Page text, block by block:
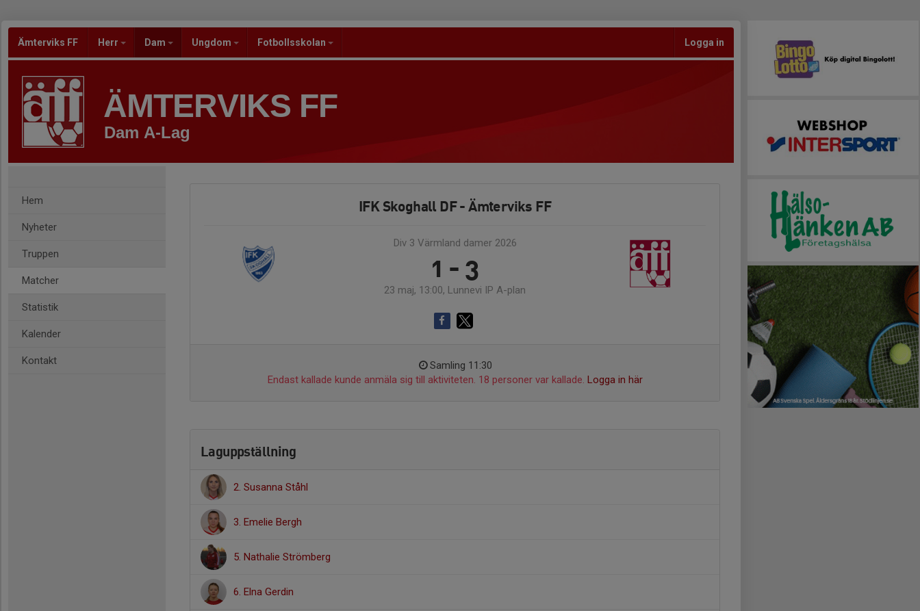
Ämterviks FF Herr Dam Ungdom Fotbollsskolan Logga in
ÄMTERVIKS FF
Dam A-Lag
Hem
Nyheter
Truppen
Matcher
Statistik
Kalender
Kontakt
IFK Skoghall DF - Ämterviks FF
Div 3 Värmland damer 2026
1 - 3
23 maj, 13:00, Lunnevi IP A-plan
Samling 11:30
Endast kallade kunde anmäla sig till aktiviteten. 18 personer var kallade. Logga in här
Laguppställning
2. Susanna Ståhl
3. Emelie Bergh
5. Nathalie Strömberg
6. Elna Gerdin